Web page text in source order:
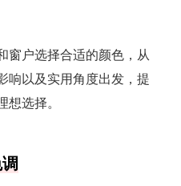
窗户选择合适的颜色，从
响以及实用角度出发，提
想选择。